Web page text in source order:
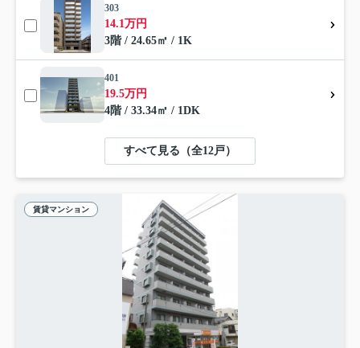
303
14.1万円
3階 / 24.65㎡ / 1K
401
19.5万円
4階 / 33.34㎡ / 1DK
すべて見る（全12戸）
賃貸マンション